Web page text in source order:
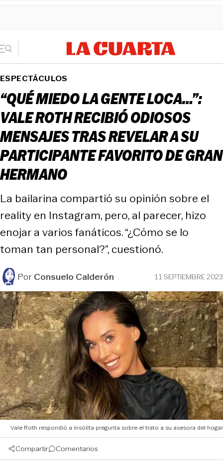
ESPECTÁCULOS
“QUÉ MIEDO LA GENTE LOCA…”:
VALE ROTH RECIBIÓ ODIOSOS
MENSAJES TRAS REVELAR A SU
PARTICIPANTE FAVORITO DE GRAN
HERMANO
La bailarina compartió su opinión sobre el
reality en Instagram, pero, al parecer, hizo
enojar a varios fanáticos. “¿Cómo se lo
toman tan personal?”, cuestionó.
PorConsuelo Calderón 11 SEPTIEMBRE 2023
Vale Roth respondió a insólita pregunta sobre el trato a su asesora del hogar
Compartir Comentarios